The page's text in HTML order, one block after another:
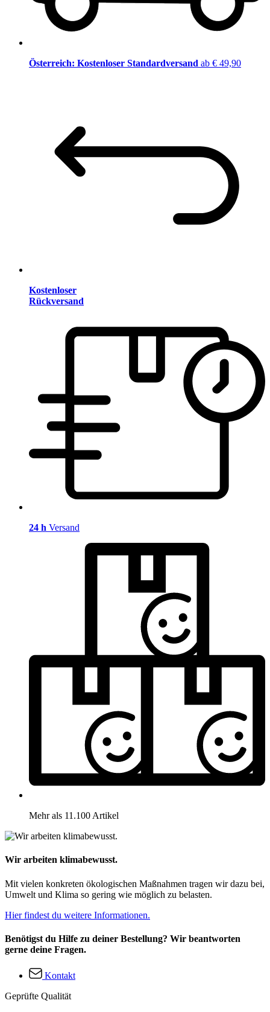
Österreich: Kostenloser Standardversand ab € 49,90
Kostenloser
Rückversand
24 h Versand
Mehr als 11.100 Artikel
Wir arbeiten klimabewusst.
Mit vielen konkreten ökologischen Maßnahmen tragen wir dazu bei,
Umwelt und Klima so gering wie möglich zu belasten.
Hier findest du weitere Informationen.
Benötigst du Hilfe zu deiner Bestellung? Wir beantworten
gerne deine Fragen.
Kontakt
Geprüfte Qualität